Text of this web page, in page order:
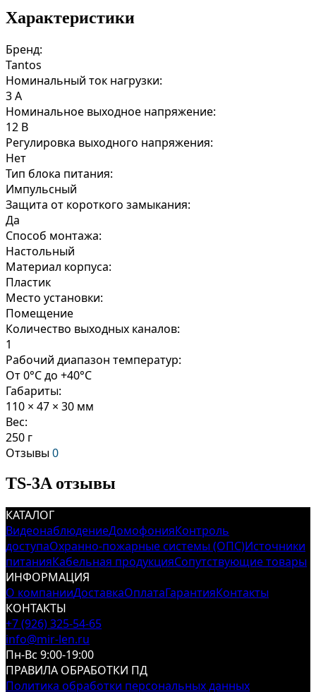
Характеристики
Бренд:
Tantos
Номинальный ток нагрузки:
3 А
Номинальное выходное напряжение:
12 В
Регулировка выходного напряжения:
Нет
Тип блока питания:
Импульсный
Защита от короткого замыкания:
Да
Способ монтажа:
Настольный
Материал корпуса:
Пластик
Место установки:
Помещение
Количество выходных каналов:
1
Рабочий диапазон температур:
От 0°C до +40°C
Габариты:
110 × 47 × 30 мм
Вес:
250 г
Отзывы0
TS-3A отзывы
КАТАЛОГ
ВидеонаблюдениеДомофонияКонтроль
доступаОхранно-пожарные системы (ОПС)Источники
питанияКабельная продукцияСопутствующие товары
ИНФОРМАЦИЯ
О компанииДоставкаОплатаГарантияКонтакты
КОНТАКТЫ
+7 (926) 325-54-65
info@mir-len.ru
Пн-Вс 9:00-19:00
ПРАВИЛА ОБРАБОТКИ ПД
Политика обработки персональных данных